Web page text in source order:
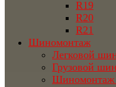
R19
R20
R21
Шиномонтаж
Легковой
Грузовой
Шиномонтаж